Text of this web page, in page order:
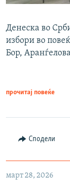
Денеска во
избори во
Бор,
прочитај повеќе
Сподели
март 28, 2026